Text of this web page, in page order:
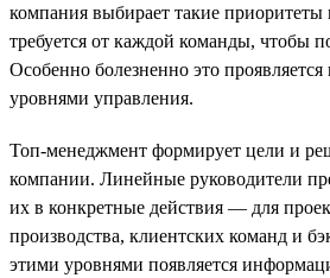
компания выбирает такие приоритеты
требуется от каждой команды, чтобы
Особенно болезненно это проявляется
уровнями управления.
Топ-менеджмент формирует цели и
компании. Линейные руководители
их в конкретные действия — для
производства, клиентских команд и
этими уровнями появляется